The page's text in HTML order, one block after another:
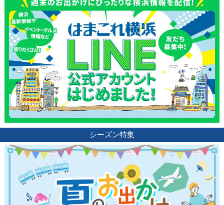
シーズン特集
観光ガイド
ランキング
ブログ記事
サイトについて